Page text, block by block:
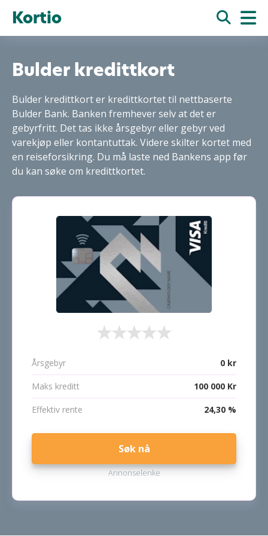
Kortio
Årsgebyr 0 kr
Maks kreditt 100 000 Kr
Effektiv rente 24,30 %
Søk nå
Annonselenke
Bulder kredittkort
Bulder kredittkort er kredittkortet til nettbaserte
Bulder Bank. Banken fremhever selv at det er
gebyrfritt. Det tas ikke årsgebyr eller gebyr ved
varekjøp eller kontantuttak. Videre skilter kortet med
en reiseforsikring. Du må laste ned Bankens app før
du kan søke om kredittkortet.